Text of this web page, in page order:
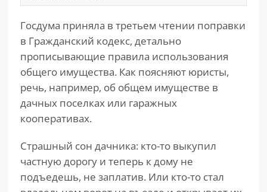
Госдума приняла в третьем чтении поправки
в Гражданский кодекс, детально
прописывающие правила использования
общего имущества. Как поясняют юристы,
речь, например, об общем имуществе в
дачных поселках или гаражных
кооперативах.
Страшный сон дачника: кто-то выкупил
частную дорогу и теперь к дому не
подъедешь, не заплатив. Или кто-то стал